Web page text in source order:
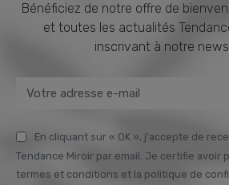
Bénéficiez de notre offre de
et toutes les actualités
inscrivant à notre
En cliquant sur « OK », j'accepte de
Tendance Miroir par email. Je certifie avoir
termes et conditions et la politique de